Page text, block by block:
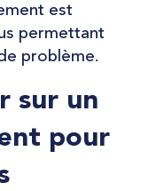
est
permettant
problème.
sur un
pour